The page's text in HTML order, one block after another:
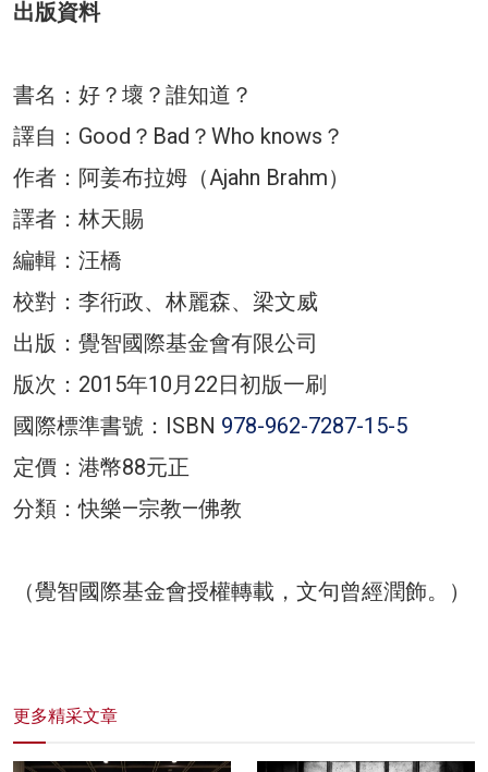
出版資料
書名：好？壞？誰知道？
譯自：Good？Bad？Who knows？
作者：阿姜布拉姆（Ajahn Brahm）
譯者：林天賜
編輯：汪橋
校對：李衎政、林麗森、梁文威
出版：覺智國際基金會有限公司
版次：2015年10月22日初版一刷
國際標準書號：ISBN 978-962-7287-15-5
定價：港幣88元正
分類：快樂—宗教—佛教
（覺智國際基金會授權轉載，文句曾經潤飾。）
更多精采文章